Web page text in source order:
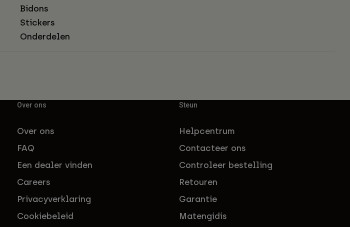
Bidons
Stickers
Onderdelen
Over ons
Over ons
FAQ
Een dealer vinden
Careers
Privacyverklaring
Cookiebeleid
Steun
Helpcentrum
Contacteer ons
Controleer bestelling
Retouren
Garantie
Matengidis